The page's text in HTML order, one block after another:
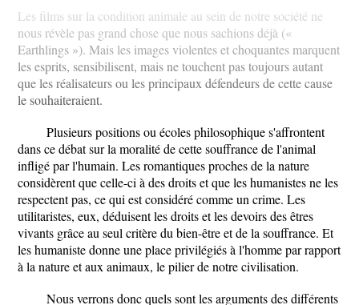
Les films sur la condition animale au sein de notre société ne
nous révèle pas grand chose que nous sachions déjà («
Earthlings »). Mais les images violentes et choquantes marquent
les esprits, sensibilisent, mais ne touchent pas toujours autant
que les réalisateurs ou les principaux défendeurs de cette cause
le souhaiteraient.
Plusieurs positions ou écoles philosophique s'affrontent
dans ce débat sur la moralité de cette souffrance de l'animal
infligé par l'humain. Les romantiques proches de la nature
considèrent que celle-ci à des droits et que les humanistes ne les
respectent pas, ce qui est considéré comme un crime. Les
utilitaristes, eux, déduisent les droits et les devoirs des êtres
vivants grâce au seul critère du bien-être et de la souffrance. Et
les humaniste donne une place privilégiés à l'homme par rapport
à la nature et aux animaux, le pilier de notre civilisation.
Nous verrons donc quels sont les arguments des différents